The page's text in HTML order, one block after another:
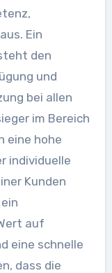
Ein
den
und
bei allen
im Bereich
eine hohe
individuelle
Kunden
auf
eine schnelle
dass die